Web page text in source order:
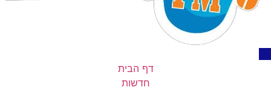
דף הבית
חדשות